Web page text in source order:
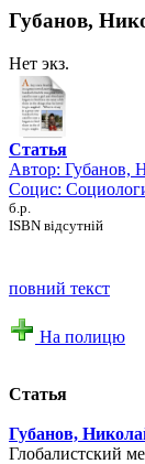
Губанов,
Нет экз.
Статья
Автор: Губанов,
Социс:
б.р.
ISBN відсутній
повний текст
На полицю
Статья
Губанов,
Глобалистский